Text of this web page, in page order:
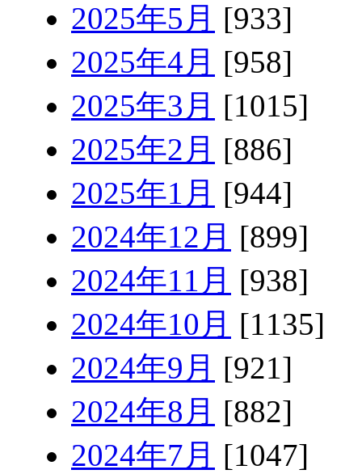
2025年5月 [933]
2025年4月 [958]
2025年3月 [1015]
2025年2月 [886]
2025年1月 [944]
2024年12月 [899]
2024年11月 [938]
2024年10月 [1135]
2024年9月 [921]
2024年8月 [882]
2024年7月 [1047]